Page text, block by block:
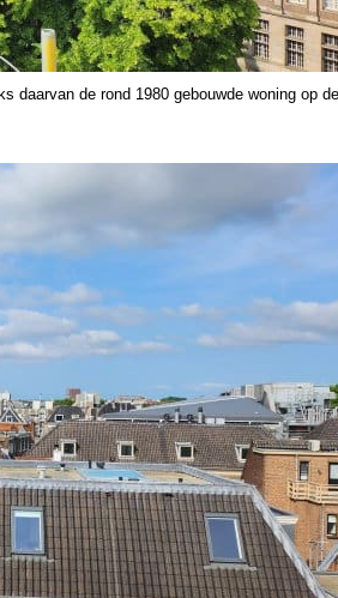
daarvan de rond 1980 gebouwde woning op